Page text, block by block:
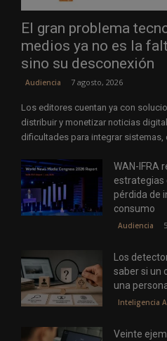
El gran problema
medios ya no es la
sino su desconexión
Audiencia 7 agosto, 2026
Los editores cuentan ya con
distribuir y monetizar noticias
dificultades para integrar sistemas,
WAN-IFRA
estrategias
pérdida de
consumo
Audiencia
Los
saber si un
una
Inteligencia
Veinte